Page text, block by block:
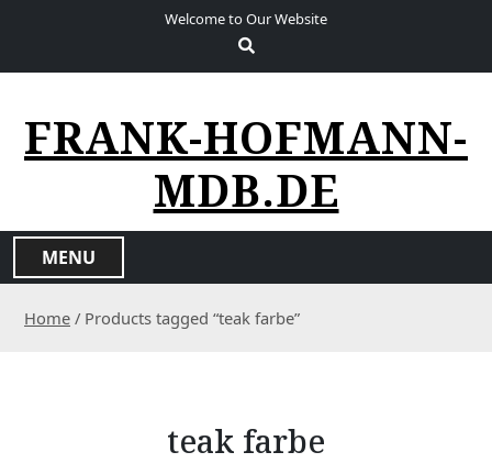
Welcome to Our Website
FRANK-HOFMANN-
MDB.DE
MENU
Home / Products tagged “teak farbe”
teak farbe